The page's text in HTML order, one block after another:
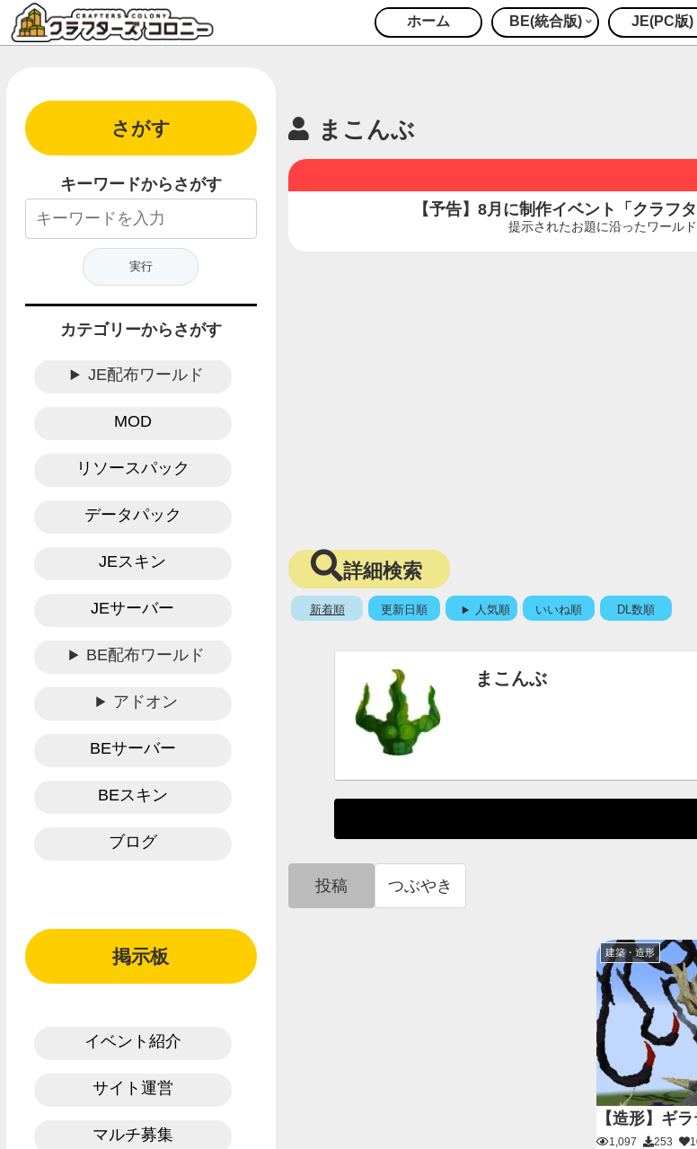
ホーム BE(統合版) JE(PC版)
まこんぶ
【予告】8月に制作イベント「クラフ
提示されたお題に沿ったワール
詳細検索
新着順 更新日順 人気順 いいね順 DL数順
まこんぶ
投稿 つぶやき
建築・造形
【造形】ギ
1,097 253
さがす
キーワードからさがす
カテゴリーからさがす
JE配布ワールド
MOD
リソースパック
データパック
JEスキン
JEサーバー
BE配布ワールド
アドオン
BEサーバー
BEスキン
ブログ
掲示板
イベント紹介
サイト運営
マルチ募集